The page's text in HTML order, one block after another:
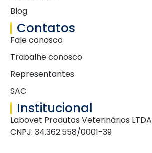
Blog
Contatos
Fale conosco
Trabalhe conosco
Representantes
SAC
Institucional
Labovet Produtos Veterinários LTDA
CNPJ: 34.362.558/0001-39